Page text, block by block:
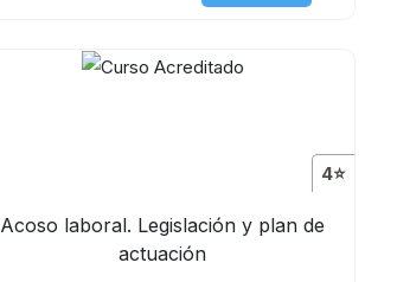
4⭐
Acoso laboral. Legislación y plan de
actuación